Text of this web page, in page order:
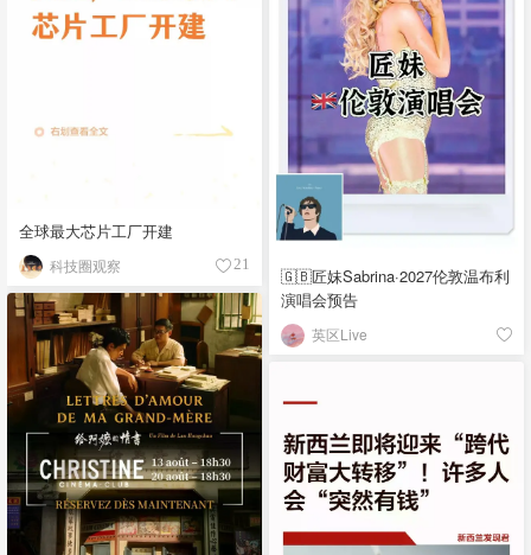
全球最大芯片工厂开建
科技圈观察 21
🇬🇧匠妹Sabrina·2027伦敦温布利
演唱会预告
英区Live